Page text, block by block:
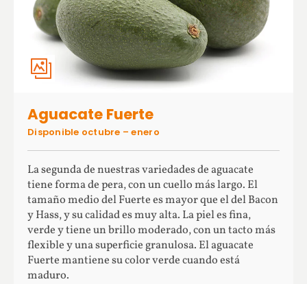
Aguacate Fuerte
Disponible octubre – enero
La segunda de nuestras variedades de aguacate
tiene forma de pera, con un cuello más largo. El
tamaño medio del Fuerte es mayor que el del Bacon
y Hass, y su calidad es muy alta. La piel es fina,
verde y tiene un brillo moderado, con un tacto más
flexible y una superficie granulosa. El aguacate
Fuerte mantiene su color verde cuando está
maduro.